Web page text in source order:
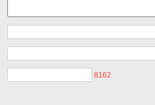
8162